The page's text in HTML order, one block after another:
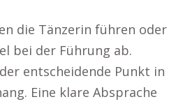
die Tänzerin führen oder
bei der Führung ab.
entscheidende Punkt in
Eine klare Absprache